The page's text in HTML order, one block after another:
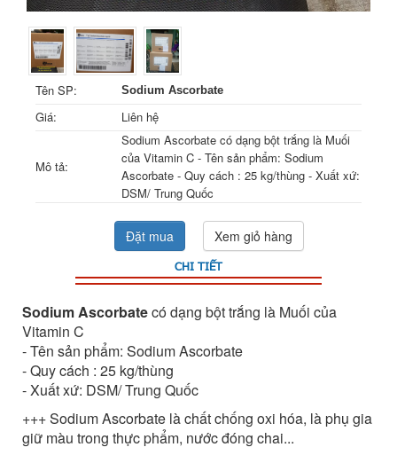
Tên SP: Sodium Ascorbate
Giá: Liên hệ
Mô tả:
Sodium Ascorbate có dạng bột trắng là Muối
của Vitamin C - Tên sản phẩm: Sodium
Ascorbate - Quy cách : 25 kg/thùng - Xuất xứ:
DSM/ Trung Quốc
Đặt mua Xem giỏ hàng
CHI TIẾT
Sodium Ascorbatecó dạng bột trắng là Muối của
Vitamin C
- Tên sản phẩm: Sodium Ascorbate
- Quy cách : 25 kg/thùng
- Xuất xứ: DSM/ Trung Quốc
+++ Sodium Ascorbate là chất chống oxi hóa, là phụ gia
giữ màu trong thực phẩm, nước đóng chai...